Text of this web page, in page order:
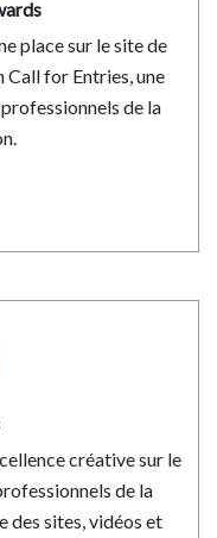
place sur le site de
for Entries, une
de la
créative sur le
de la
des sites, vidéos et